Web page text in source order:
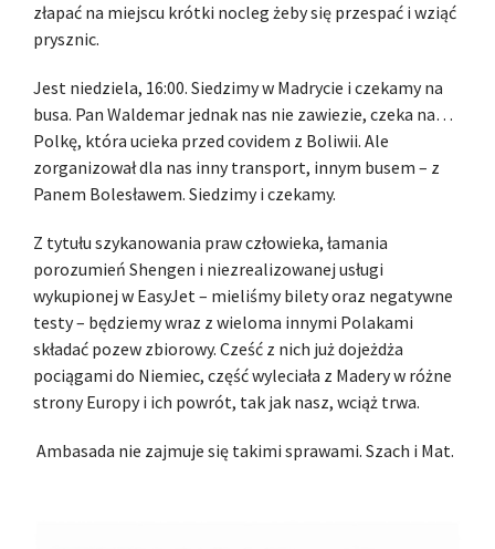
złapać na miejscu krótki nocleg żeby się przespać i wziąć
prysznic.
Jest niedziela, 16:00. Siedzimy w Madrycie i czekamy na
busa. Pan Waldemar jednak nas nie zawiezie, czeka na…
Polkę, która ucieka przed covidem z Boliwii. Ale
zorganizował dla nas inny transport, innym busem – z
Panem Bolesławem. Siedzimy i czekamy.
Z tytułu szykanowania praw człowieka, łamania
porozumień Shengen i niezrealizowanej usługi
wykupionej w EasyJet – mieliśmy bilety oraz negatywne
testy – będziemy wraz z wieloma innymi Polakami
składać pozew zbiorowy. Cześć z nich już dojeżdża
pociągami do Niemiec, część wyleciała z Madery w różne
strony Europy i ich powrót, tak jak nasz, wciąż trwa.
Ambasada nie zajmuje się takimi sprawami. Szach i Mat.